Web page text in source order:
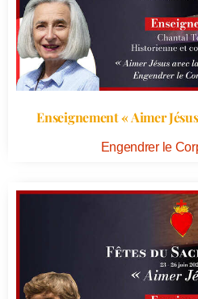
Enseignement « Aimer
Engendrer le